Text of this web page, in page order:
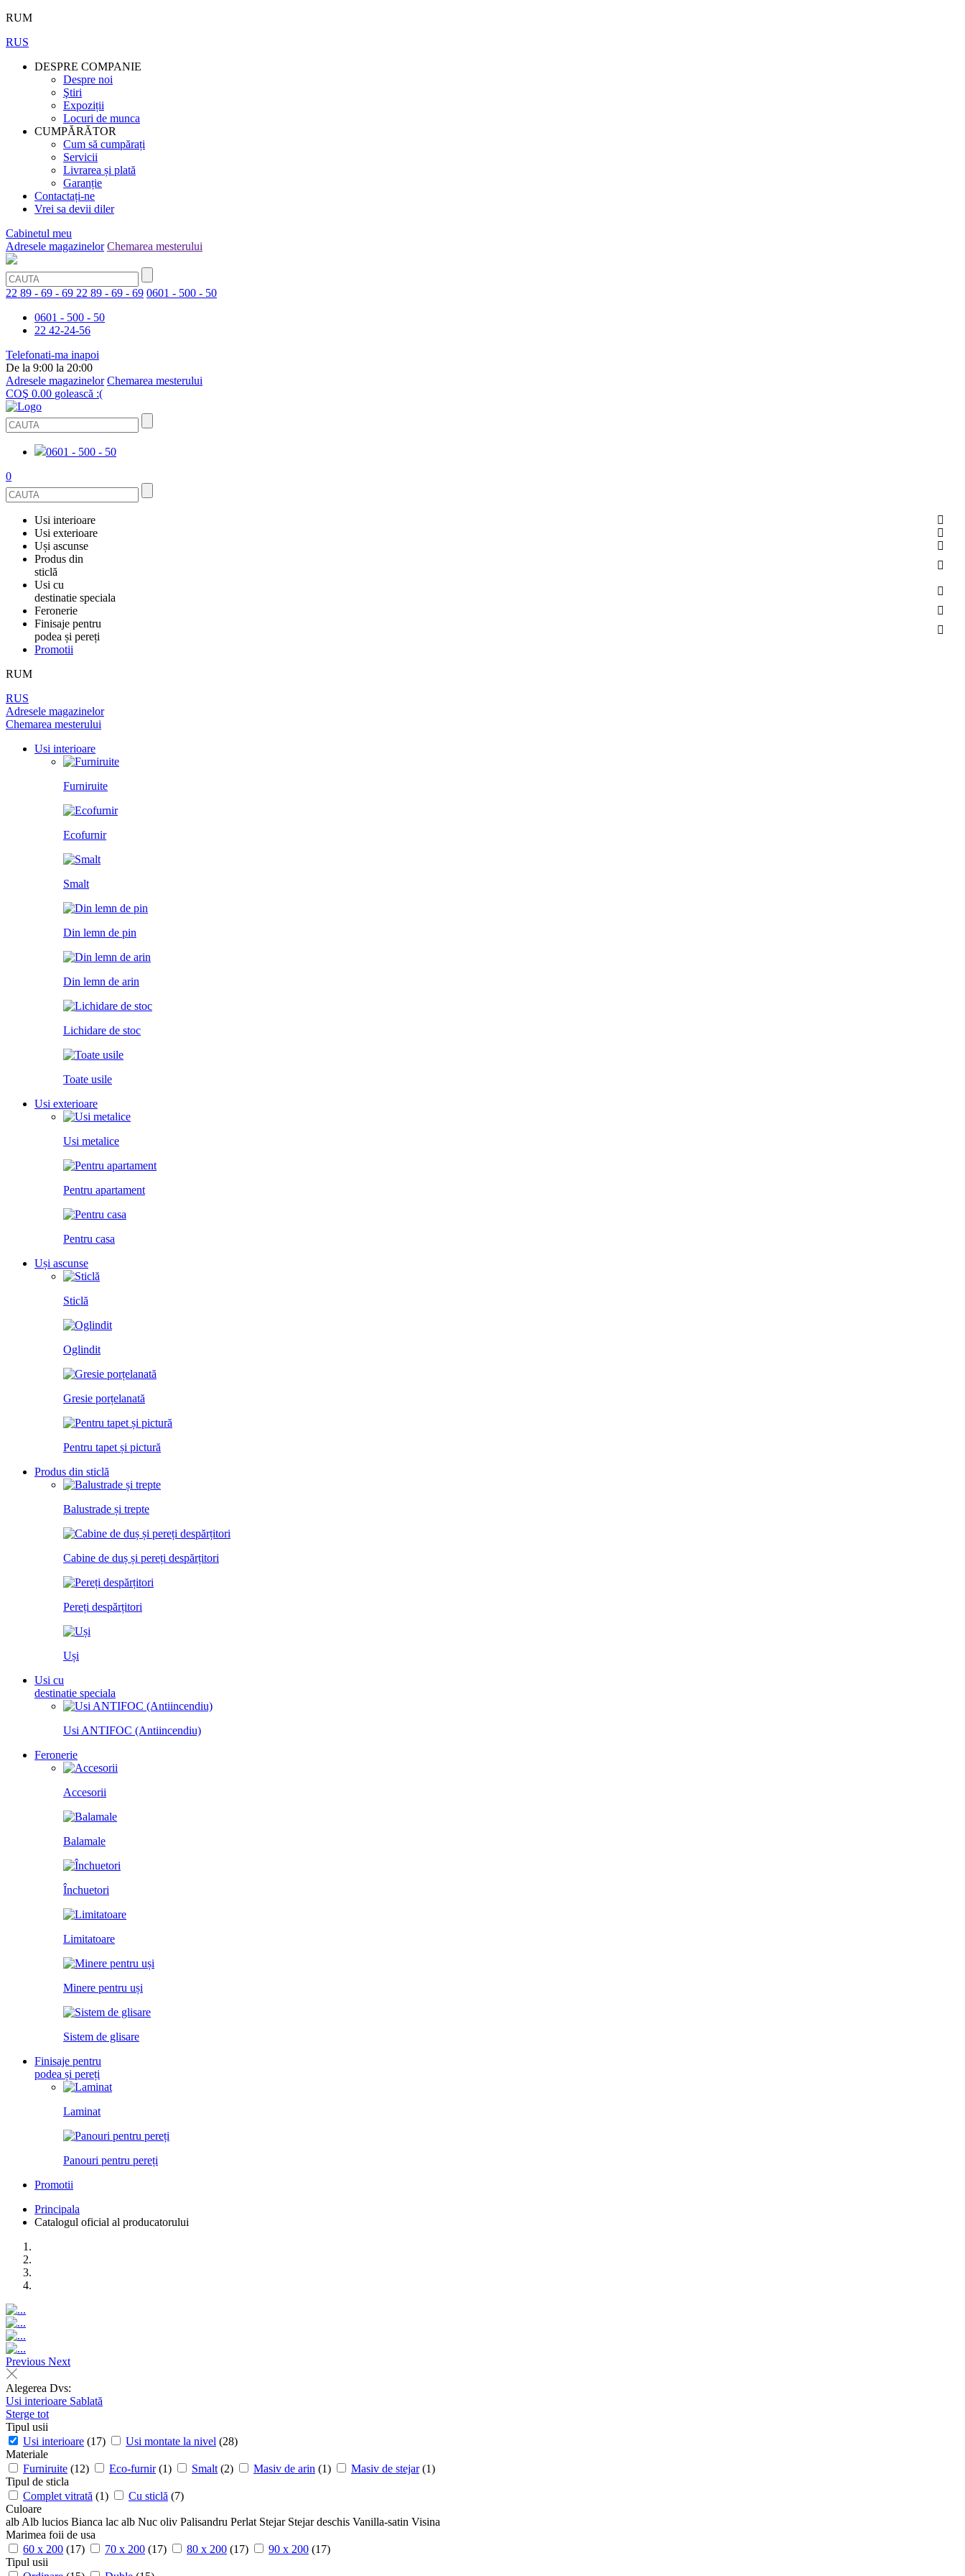
RUM
RUS
DESPRE COMPANIE
Despre noi
Ştiri
Expoziții
Locuri de munca
CUMPĂRĂTOR
Cum să cumpărați
Servicii
Livrarea și plată
Garanție
Contactați-ne
Vrei sa devii diler
Cabinetul meu
Adresele magazinelor Chemarea mesterului
22 89 - 69 - 69 22 89 - 69 - 69 0601 - 500 - 50
0601 - 500 - 50
22 42-24-56
Telefonati-ma inapoi
De la 9:00 la 20:00
Adresele magazinelor Chemarea mesterului
COŞ 0.00 golească :(
0601 - 500 - 50
0
Usi interioare
FURNIRUITE
SMALT
DIN LEMN DE PIN
LICHIDARE DE STOC
TOATE USILE
Usi exterioare
USI METALICE
PENTRU APARTAMENT
PENTRU CASA
Uși ascunse
OGLINDIT
GRESIE PORȚELANATĂ
Produs din
sticlă
BALUSTRADE ȘI TREPTE
CABINE DE DUȘ ȘI PEREȚI DESPĂRȚITORI
Usi cu
destinatie speciala
USI ANTIFOC (ANTIINCENDIU)
Feronerie
ACCESORII
MINERE PENTRU UȘI
SISTEM DE GLISARE
Finisaje pentru
podea și pereți
Promotii
RUM
RUS
Adresele magazinelor
Chemarea mesterului
Usi interioare
Furniruite
Ecofurnir
Smalt
Din lemn de pin
Din lemn de arin
Lichidare de stoc
Toate usile
Usi exterioare
Usi metalice
Pentru apartament
Pentru casa
Uși ascunse
Sticlă
Oglindit
Gresie porțelanată
Pentru tapet și pictură
Produs din sticlă
Balustrade și trepte
Cabine de duș și pereți despărțitori
Pereți despărțitori
Uși
Usi cu
destinatie speciala
Usi ANTIFOC (Antiincendiu)
Feronerie
Accesorii
Balamale
Închuetori
Limitatoare
Minere pentru uși
Sistem de glisare
Finisaje pentru
podea și pereți
Laminat
Panouri pentru pereți
Promotii
Principala
Catalogul oficial al producatorului
Previous Next
Alegerea Dvs:
Usi interioare Sablată
Sterge tot
Tipul usii
Usi interioare (17) Usi montate la nivel (28)
Materiale
Furniruite (12) Eco-furnir (1) Smalt (2) Masiv de arin (1) Masiv de stejar (1)
Tipul de sticla
Complet vitrată (1) Cu sticlă (7)
Culoare
alb Alb lucios Bianca lac alb Nuc oliv Palisandru Perlat Stejar Stejar deschis Vanilla-satin Visina
Marimea foii de usa
60 x 200 (17) 70 x 200 (17) 80 x 200 (17) 90 x 200 (17)
Tipul usii